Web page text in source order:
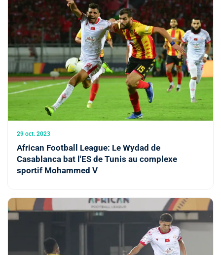
29 oct. 2023
African Football League: Le Wydad de
Casablanca bat l'ES de Tunis au complexe
sportif Mohammed V